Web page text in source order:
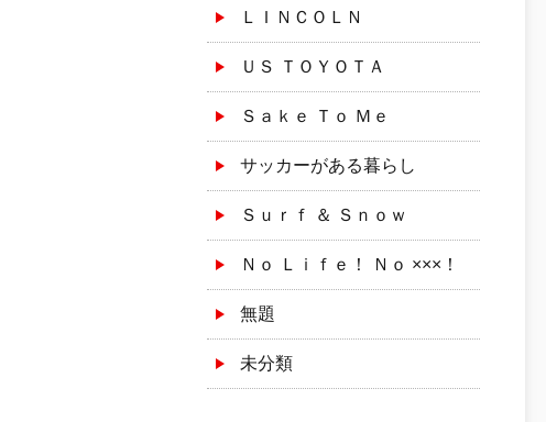
ＬＩＮＣＯＬＮ
ＵＳ ＴＯＹＯＴＡ
Ｓａｋｅ Ｔｏ Ｍｅ
サッカーがある暮らし
Ｓｕｒｆ ＆ Ｓｎｏｗ
Ｎｏ Ｌｉｆｅ！ Ｎｏ ×××！
無題
未分類